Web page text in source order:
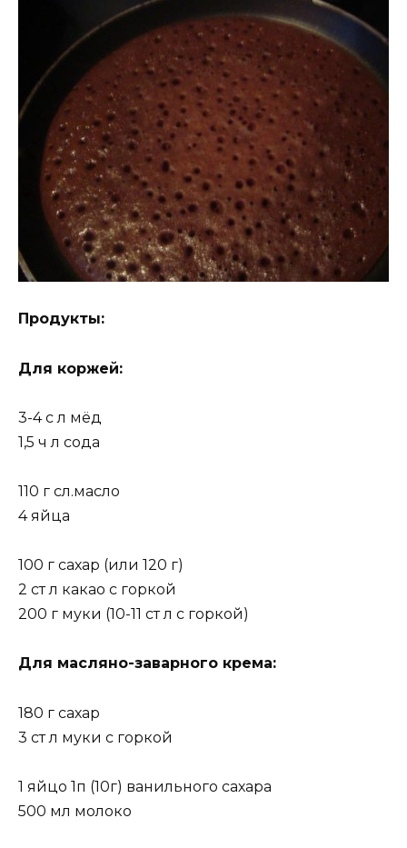
Продукты:
Для коржей:
3-4 с л мёд
1,5 ч л сода
110 г сл.масло
4 яйца
100 г сахар (или 120 г)
2 ст л какао с горкой
200 г муки (10-11 ст л с горкой)
Для масляно-заварного крема:
180 г сахар
3 ст л муки с горкой
1 яйцо 1п (10г) ванильного сахара
500 мл молоко